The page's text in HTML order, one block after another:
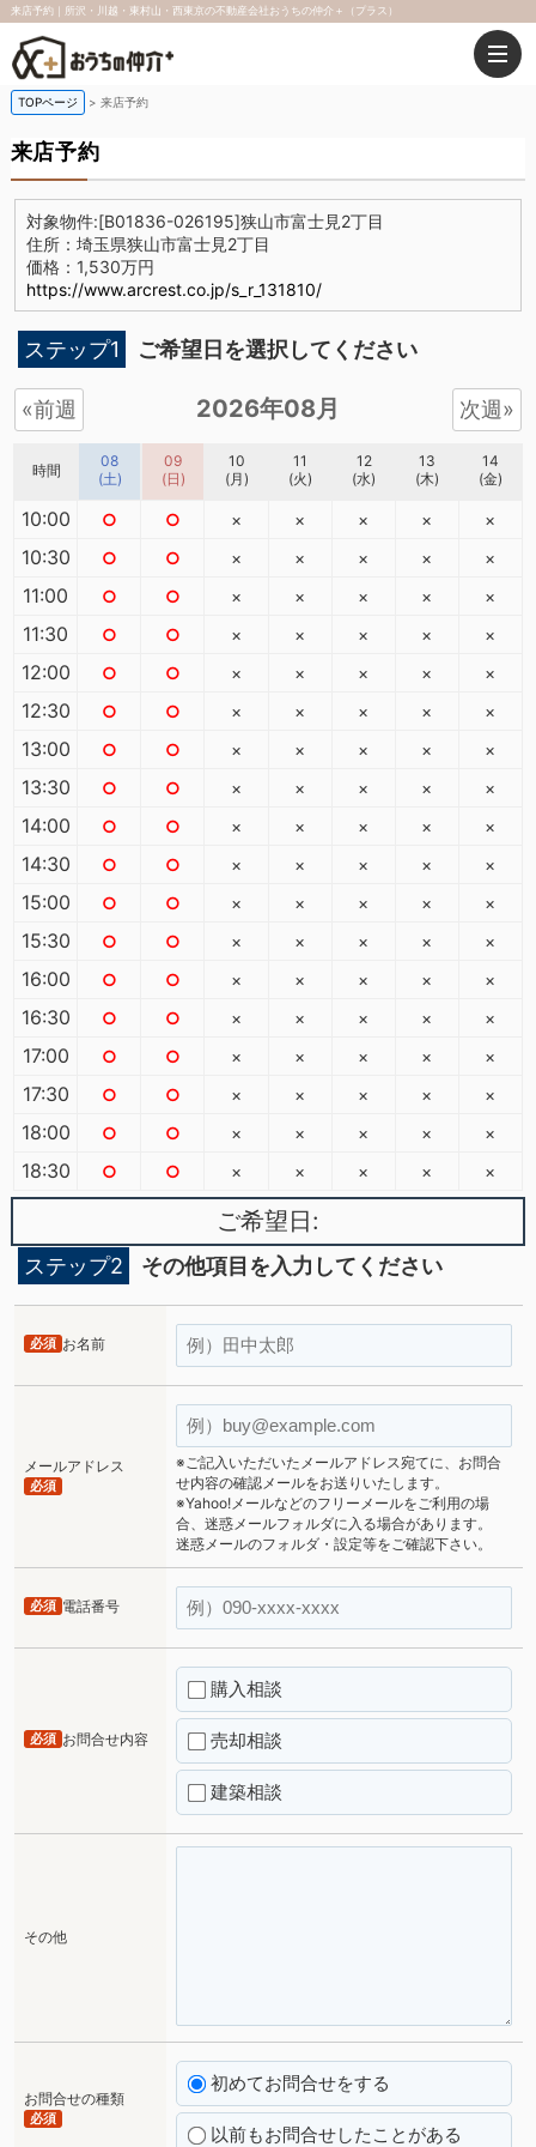
来店予約｜所沢・川越・東村山・西東京の不動産会社おうちの仲介＋（プラス）
TOPページ 来店予約
来店予約
対象物件:[B01836-026195]狭山市富士見2丁目
住所：埼玉県狭山市富士見2丁目
価格：1,530万円
https://www.arcrest.co.jp/s_r_131810/
ステップ1 ご希望日を選択してください
«前週 2026年08月 次週»
時間
10:00
10:30
11:00
11:30
12:00
12:30
13:00
13:30
14:00
14:30
15:00
15:30
16:00
16:30
17:00
17:30
18:00
18:30
08
(土)
○
○
○
○
○
○
○
○
○
○
○
○
○
○
○
○
○
○
09
(日)
○
○
○
○
○
○
○
○
○
○
○
○
○
○
○
○
○
○
10
(月)
×
×
×
×
×
×
×
×
×
×
×
×
×
×
×
×
×
×
11
(火)
×
×
×
×
×
×
×
×
×
×
×
×
×
×
×
×
×
×
12
(水)
×
×
×
×
×
×
×
×
×
×
×
×
×
×
×
×
×
×
13
(木)
×
×
×
×
×
×
×
×
×
×
×
×
×
×
×
×
×
×
14
(金)
×
×
×
×
×
×
×
×
×
×
×
×
×
×
×
×
×
×
ご希望日:
ステップ2 その他項目を入力してください
お名前
必須
メールアドレス
必須
※ご記入いただいたメールアドレス宛てに、お問合
せ内容の確認メールをお送りいたします。
※Yahoo!メールなどのフリーメールをご利用の場
合、迷惑メールフォルダに入る場合があります。
迷惑メールのフォルダ・設定等をご確認下さい。
電話番号
必須
お問合せ内容
必須
購入相談
売却相談
建築相談
その他
お問合せの種類
必須
初めてお問合せをする
以前もお問合せしたことがある